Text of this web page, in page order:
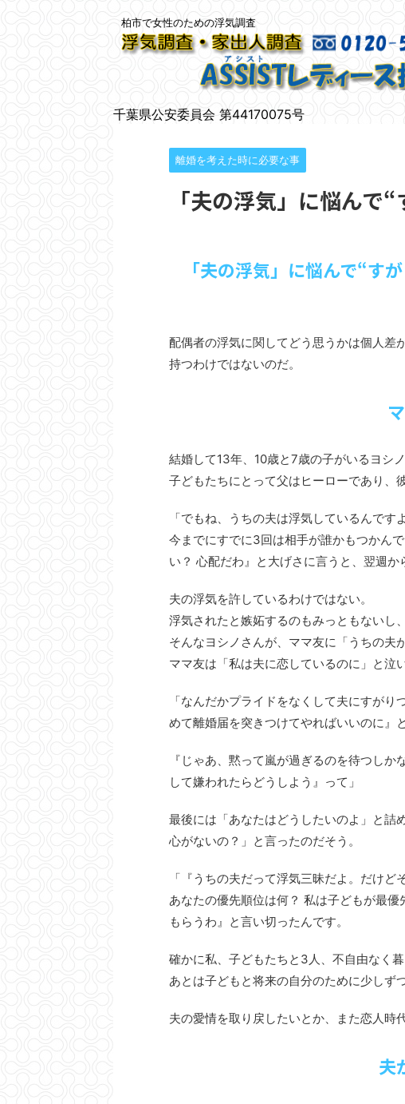
柏市で女性のための浮気調査
千葉県公安委員会 第44170075号
離婚を考えた時に必要な事
「夫の浮気」に悩んで
「夫の浮気」に悩んで“す
配偶者の浮気に関してどう思うかは個人差
持つわけではないのだ。
結婚して13年、10歳と7歳の子がいるヨシ
子どもたちにとって父はヒーローであり、
「でもね、うちの夫は浮気しているんです
今までにすでに3回は相手が誰かもつかん
い？ 心配だわ』と大げさに言うと、翌週か
夫の浮気を許しているわけではない。
浮気されたと嫉妬するのもみっともないし
そんなヨシノさんが、ママ友に「うちの夫
ママ友は「私は夫に恋しているのに」と泣
「なんだかプライドをなくして夫にすが
めて離婚届を突きつけてやればいいのに』
『じゃあ、黙って嵐が過ぎるのを待つし
して嫌われたらどうしよう』って」
最後には「あなたはどうしたいのよ」と詰
心がないの？」と言ったのだそう。
「『うちの夫だって浮気三昧だよ。だけ
あなたの優先順位は何？ 私は子どもが最
もらうわ』と言い切ったんです。
確かに私、子どもたちと3人、不自由なく暮
あとは子どもと将来の自分のために少しず
夫の愛情を取り戻したいとか、また恋人時
夫